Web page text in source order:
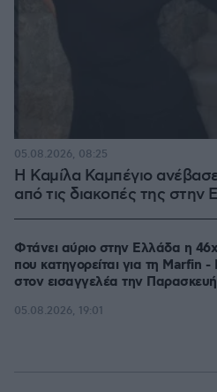
Η Καμίλα Καμπέγιο
από τις διακοπές της στην
05.08.2026, 08:25
Φτάνει αύριο στην Ελλάδα η
που κατηγορείται για τη Marfin -
στον εισαγγελέα την Παρασκευή
05.08.2026, 19:01